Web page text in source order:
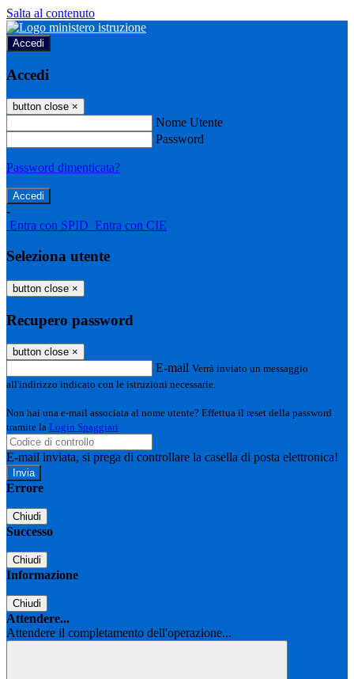
Salta al contenuto
Accedi
Accedi
button close ×
Nome Utente
Password
Password dimenticata?
-
Entra con SPID Entra con CIE
Seleziona utente
button close ×
Recupero password
button close ×
E-mail Verrà inviato un messaggio
all'indirizzo indicato con le istruzioni necessarie.
Non hai una e-mail associata al nome utente? Effettua il reset della password
tramite la Login Spaggiari
E-mail inviata, si prega di controllare la casella di posta elettronica!
Errore
Chiudi
Successo
Chiudi
Informazione
Chiudi
Attendere...
Attendere il completamento dell'operazione...